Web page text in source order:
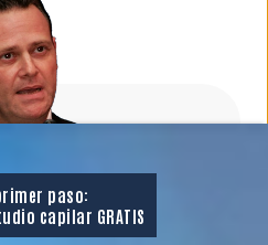
paso:
capilar GRATIS